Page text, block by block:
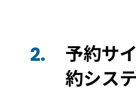
2.
予約サ
約シス
ロック。全国に
ICTで公共施設